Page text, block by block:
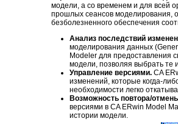
модели, а со временем и для всей
прошлых сеансов моделирования,
безболезненного обеспечения
Анализ последствий
моделирования данных
Modeler для предоставления
модели, позволяя выбрать те
Управление версиями. CA
изменений, которые когда-
необходимости легко
Возможность повтора/
версиями в CA ERwin Model
истории модели.